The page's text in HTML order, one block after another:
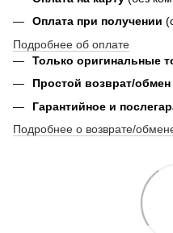
Оплата при получении
Подробнее об оплате
Только оригинальные
Простой возврат/обмен
Гарантийное и
Подробнее о возврате/